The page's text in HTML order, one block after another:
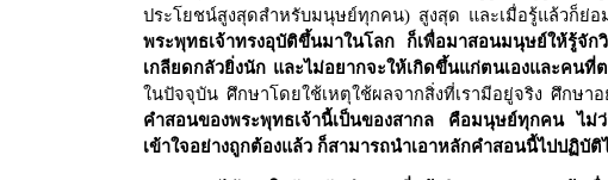
ประโยชน์สูงสุดสำหรับมนุษย์ทุกคน) สูงสุด และเมื่อรู้แล้วก็ย่
พระพุทธเจ้าทรงอุบัติขึ้นมาในโลก ก็เพื่อมาสอนมนุษย์ให้รู้
เกลียดกลัวยิ่งนัก และไม่อยากจะให้เกิดขึ้นแก่ตนเองและคนที่
ในปัจจุบัน ศึกษาโดยใช้เหตุใช้ผลจากสิ่งที่เรามีอยู่จริง ศึกษา
คำสอนของพระพุทธเจ้านี้เป็นของสากล คือมนุษย์ทุกคน ไม่
เข้าใจอย่างถูกต้องแล้ว ก็สามารถนำเอาหลักคำสอนนี้ไปปฏิ